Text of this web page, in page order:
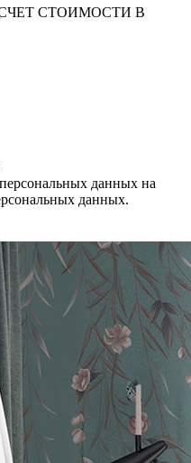
СТОИМОСТИ В
данных на
данных.